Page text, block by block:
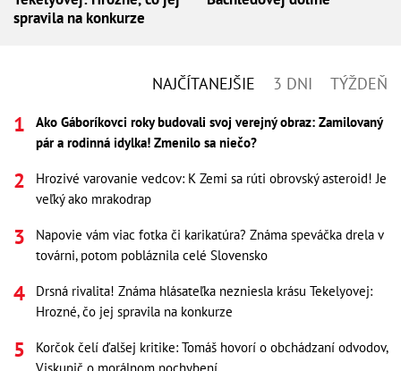
spravila na konkurze
NAJČÍTANEJŠIE 3 DNI TÝŽDEŇ
Ako Gáboríkovci roky budovali svoj verejný obraz: Zamilovaný
pár a rodinná idylka! Zmenilo sa niečo?
Hrozivé varovanie vedcov: K Zemi sa rúti obrovský asteroid! Je
veľký ako mrakodrap
Napovie vám viac fotka či karikatúra? Známa speváčka drela v
továrni, potom pobláznila celé Slovensko
Drsná rivalita! Známa hlásateľka nezniesla krásu Tekelyovej:
Hrozné, čo jej spravila na konkurze
Korčok čelí ďalšej kritike: Tomáš hovorí o obchádzaní odvodov,